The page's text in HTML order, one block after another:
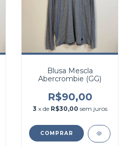
Blusa Mescla
Abercrombie (GG)
R$90,00
3 x de R$30,00 sem juros
COMPRAR